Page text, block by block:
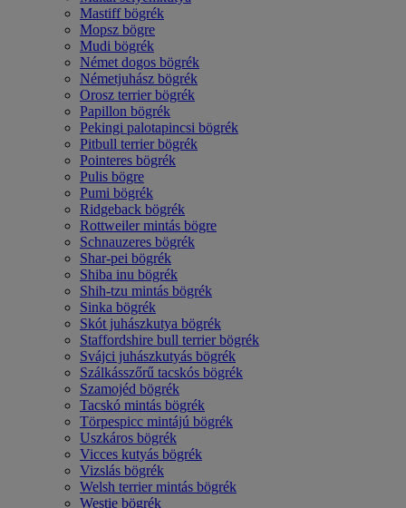
Mastiff bögrék
Mopsz bögre
Mudi bögrék
Német dogos bögrék
Németjuhász bögrék
Orosz terrier bögrék
Papillon bögrék
Pekingi palotapincsi bögrék
Pitbull terrier bögrék
Pointeres bögrék
Pulis bögre
Pumi bögrék
Ridgeback bögrék
Rottweiler mintás bögre
Schnauzeres bögrék
Shar-pei bögrék
Shiba inu bögrék
Shih-tzu mintás bögrék
Sinka bögrék
Skót juhászkutya bögrék
Staffordshire bull terrier bögrék
Svájci juhászkutyás bögrék
Szálkásszőrű tacskós bögrék
Szamojéd bögrék
Tacskó mintás bögrék
Törpespicc mintájú bögrék
Uszkáros bögrék
Vicces kutyás bögrék
Vizslás bögrék
Welsh terrier mintás bögrék
Westie bögrék